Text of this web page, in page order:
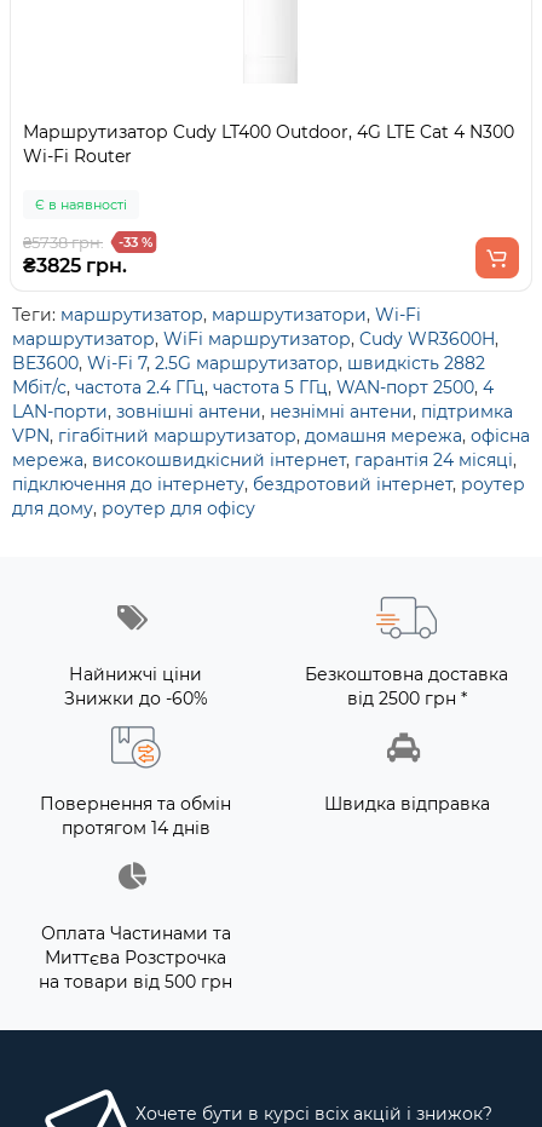
Маршрутизатор Cudy LT400 Outdoor, 4G LTE Cat 4 N300
Wi-Fi Router
Є в наявності
₴5738 грн. -33 %
₴3825 грн.
Теги: маршрутизатор, маршрутизатори, Wi-Fi
маршрутизатор, WiFi маршрутизатор, Cudy WR3600H,
BE3600, Wi-Fi 7, 2.5G маршрутизатор, швидкість 2882
Мбіт/с, частота 2.4 ГГц, частота 5 ГГц, WAN-порт 2500, 4
LAN-порти, зовнішні антени, незнімні антени, підтримка
VPN, гігабітний маршрутизатор, домашня мережа, офісна
мережа, високошвидкісний інтернет, гарантiя 24 місяці,
підключення до інтернету, бездротовий інтернет, роутер
для дому, роутер для офісу
Найнижчі ціни
Знижки до -60%
Безкоштовна доставка
від 2500 грн *
Повернення та обмін
протягом 14 днів
Швидка відправка
Оплата Частинами та
Миттєва Розстрочка
на товари від 500 грн
Хочете бути в курсі всіх акцій і знижок?